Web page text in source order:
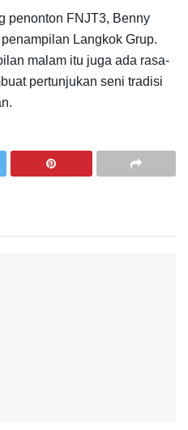
penonton FNJT3, Benny
Langkok Grup.
malam itu juga ada rasa-
pertunjukan seni tradisi